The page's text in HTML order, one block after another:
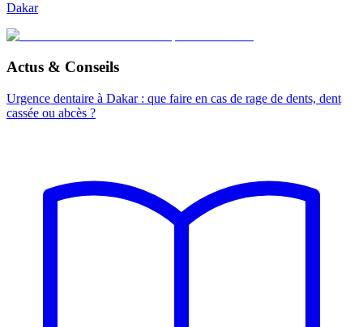
Dakar
Actus & Conseils
Urgence dentaire à Dakar : que faire en cas de rage de dents, dent
cassée ou abcès ?